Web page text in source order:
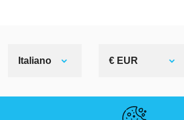
Italiano € EUR